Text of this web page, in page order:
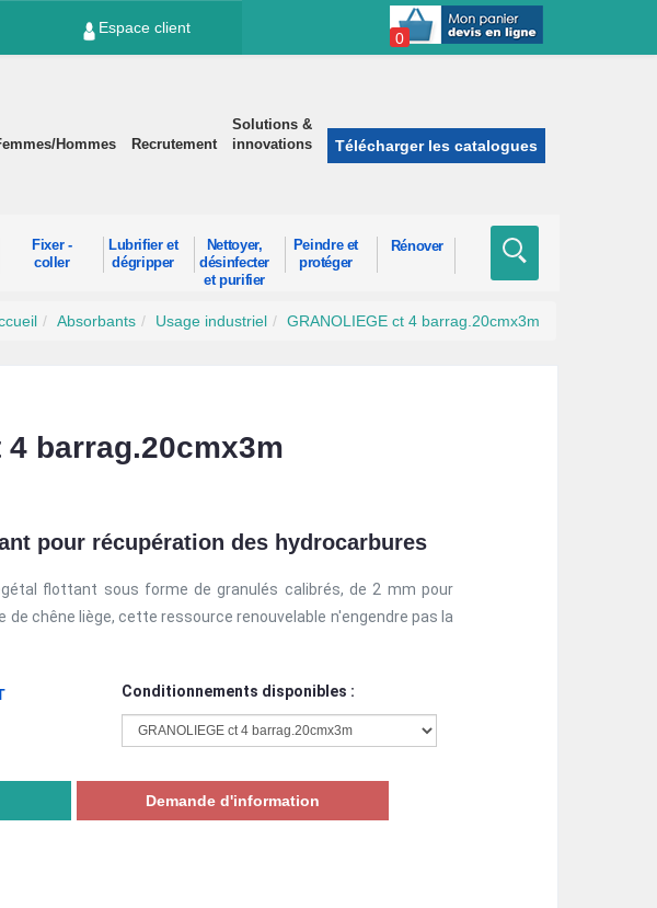
Espace client
0
Hommes Recrutement
Solutions &
innovations
Télécharger les catalogues
Fixer -
coller
Lubrifier et
dégripper
Nettoyer,
désinfecter
et purifier
Peindre et
protéger
Rénover
Absorbants Usage industriel GRANOLIEGE ct 4 barrag.20cmx3m
4 barrag.20cmx3m
pour récupération des hydrocarbures
flottant sous forme de granulés calibrés, de 2 mm pour
de chêne liège, cette ressource renouvelable n'engendre pas la
Conditionnements disponibles :